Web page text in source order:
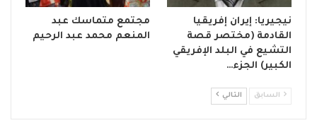
نيجيريا: إيران إفريقيا
القادمة (مختصر قصة
التشيع في البلد الإفريقي
الكبير) الجزء…
مجتمع متماسك عبد
المنعم محمد عبد الرحيم
السابق التالي